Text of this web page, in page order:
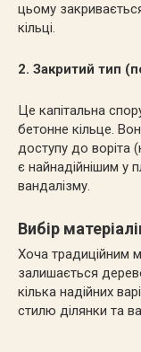
цьому
кільці.
2. Закритий тип
Це капітальна
бетонне кільце.
доступу до воріта
є найнадійнішим у
вандалізму.
Вибір
Хоча традиційним
залишається
кілька надійних
стилю ділянки та